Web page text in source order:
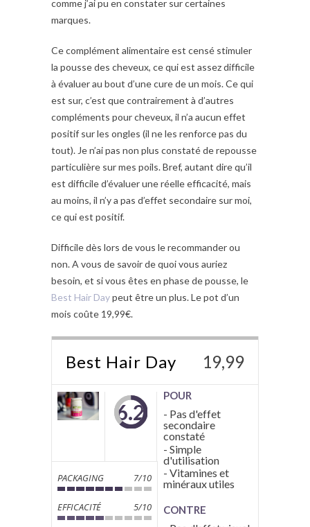
comme j’ai pu en constater sur certaines
marques.
Ce complément alimentaire est censé stimuler
la pousse des cheveux, ce qui est assez difficile
à évaluer au bout d’une cure de un mois. Ce qui
est sur, c’est que contrairement à d’autres
compléments pour cheveux, il n’a aucun effet
positif sur les ongles (il ne les renforce pas du
tout). Je n’ai pas non plus constaté de repousse
particulière sur mes poils. Bref, autant dire qu’il
est difficile d’évaluer une réelle efficacité, mais
au moins, il n’y a pas d’effet secondaire sur moi,
ce qui est positif.
Difficile dès lors de vous le recommander ou
non. A vous de savoir de quoi vous auriez
besoin, et si vous êtes en phase de pousse, le
Best Hair Daypeut être un plus. Le pot d’un
mois coûte 19,99€.
Best Hair Day 19,99
6.2
PACKAGING 7/10
EFFICACITÉ 5/10
POUR
- Pas d'effet
secondaire
constaté
- Simple
d'utilisation
- Vitamines et
minéraux utiles
CONTRE